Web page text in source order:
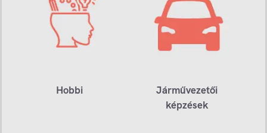
Hobbi
Járművezetői
képzések